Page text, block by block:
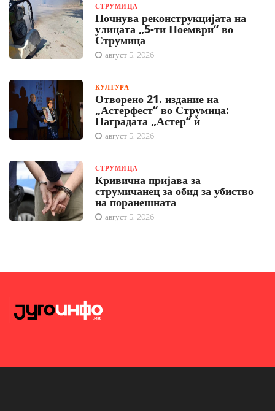
СТРУМИЦА
Почнува реконструкцијата на
улицата „5-ти Ноември“ во
Струмица
август 5, 2026
КУЛТУРА
Отворено 21. издание на
„Астерфест“ во Струмица:
Наградата „Астер“ ѝ
август 5, 2026
СТРУМИЦА
Кривична пријава за
струмичанец за обид за убиство
на поранешната
август 5, 2026